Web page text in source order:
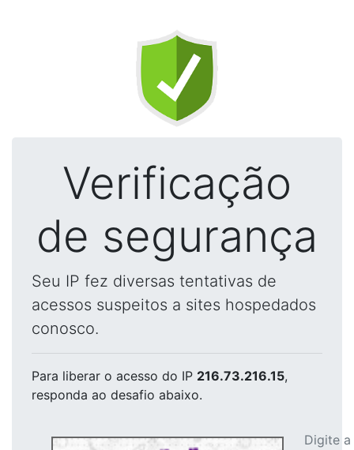
Verificação
de segurança
Seu IP fez diversas tentativas de
acessos suspeitos a sites hospedados
conosco.
Para liberar o acesso do IP 216.73.216.15,
responda ao desafio abaixo.
Digite